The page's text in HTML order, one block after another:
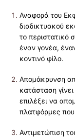
Αναφορά του
διαδικτυακού
το περιστατικό
έναν γονέα,
κοντινό φίλο.
Απομάκρυνση
κατάσταση
επιλέξει να
πλατφόρμες
Αντιμετώπιση